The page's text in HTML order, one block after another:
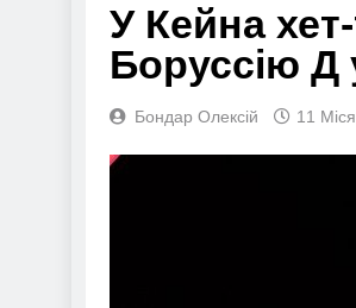
У Кейна
Боруссію Д
Бондар Олексій 11